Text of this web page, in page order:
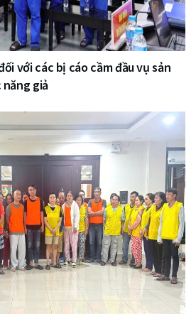
với các bị cáo cầm đầu vụ sản
giả